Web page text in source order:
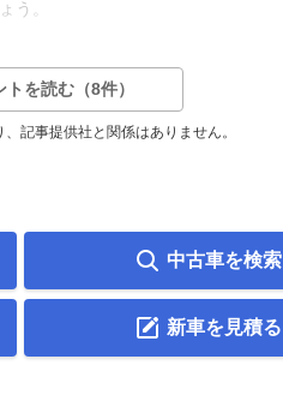
う。
を読む（8件）
記事提供社と関係はありません。
中古車を検索
新車を見積る